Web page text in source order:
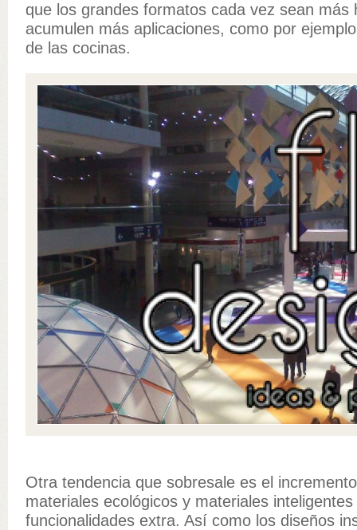
que los grandes formatos cada vez sean más
acumulen más aplicaciones, como por
de las cocinas.
Otra tendencia que sobresale es el
materiales ecológicos y materiales inteligentes
funcionalidades extra. Así como los diseños